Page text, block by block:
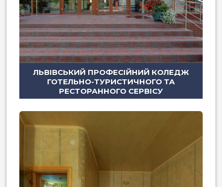
ЛЬВІВСЬКИЙ ПРОФЕСІЙНИЙ КОЛЕДЖ
ГОТЕЛЬНО-ТУРИСТИЧНОГО ТА
РЕСТОРАННОГО СЕРВІСУ